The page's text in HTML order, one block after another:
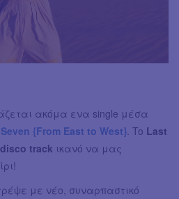
ακόμα ενα single μέσα
Seven {From East to West} . To Last
track ικανό να μας
με νέο, συναρπαστικό